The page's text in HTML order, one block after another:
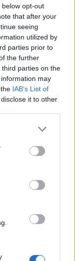
opt-out
that after your
seeing
utilized by
parties prior to
the further
parties on the
may
IAB’s List of
it to other
più
Berrino